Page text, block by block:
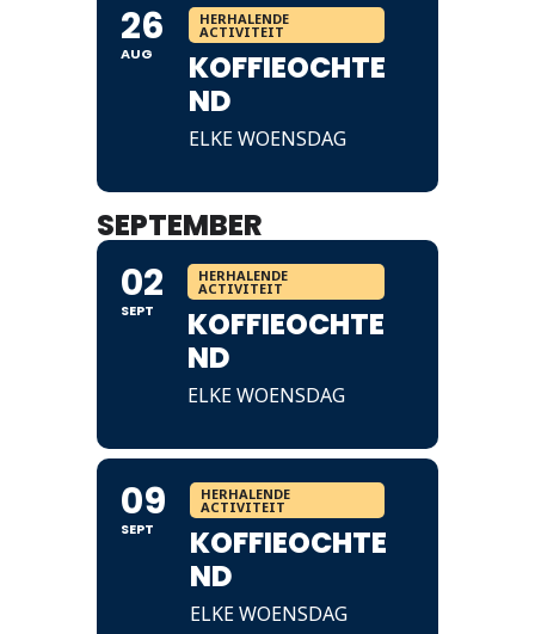
26
AUG
HERHALENDE
ACTIVITEIT
KOFFIEOCHTE
ND
ELKE WOENSDAG
SEPTEMBER
02
SEPT
HERHALENDE
ACTIVITEIT
KOFFIEOCHTE
ND
ELKE WOENSDAG
09
SEPT
HERHALENDE
ACTIVITEIT
KOFFIEOCHTE
ND
ELKE WOENSDAG